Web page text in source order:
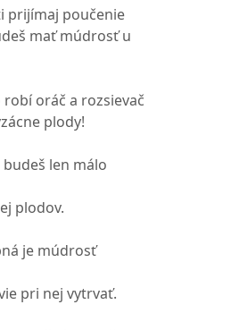
prijímaj poučenie
mať múdrosť u
oráč a rozsievač
plody!
len málo
plodov.
je múdrosť
pri nej vytrvať.